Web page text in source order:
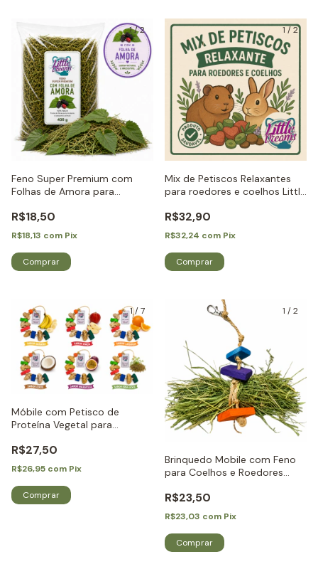
1/2
Feno Super Premium com
Folhas de Amora para
Dreams
R$18,50
R$18,13 com Pix
1/2
Mix de Petiscos Relaxantes
para roedores e coelhos Little
R$32,90
R$32,24 com Pix
1/7
Móbile com Petisco de
Proteína Vegetal para
Dreams
R$27,50
R$26,95 com Pix
Comprar
1 /2
Brinquedo Mobile com Feno
para Coelhos e Roedores
R$23,50
R$23,03 com Pix